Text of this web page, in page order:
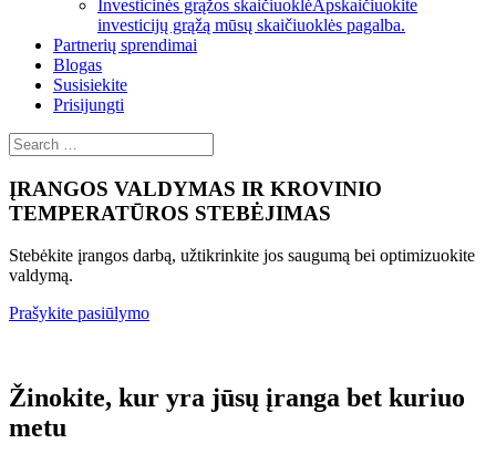
Investicinės grąžos skaičiuoklėApskaičiuokite
investicijų grąžą mūsų skaičiuoklės pagalba.
Partnerių sprendimai
Blogas
Susisiekite
Prisijungti
ĮRANGOS VALDYMAS IR KROVINIO
TEMPERATŪROS STEBĖJIMAS
Stebėkite įrangos darbą, užtikrinkite jos saugumą bei optimizuokite
valdymą.
Prašykite pasiūlymo
Žinokite, kur yra jūsų įranga bet kuriuo
metu